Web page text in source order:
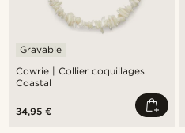
Cowrie | Collier coquillages
Coastal
Gravable
34,95 €